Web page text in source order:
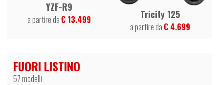
YZF-R9
a partire da€ 13.499 Tricity 125
a partire da€ 4.699
FUORI LISTINO
57 modelli